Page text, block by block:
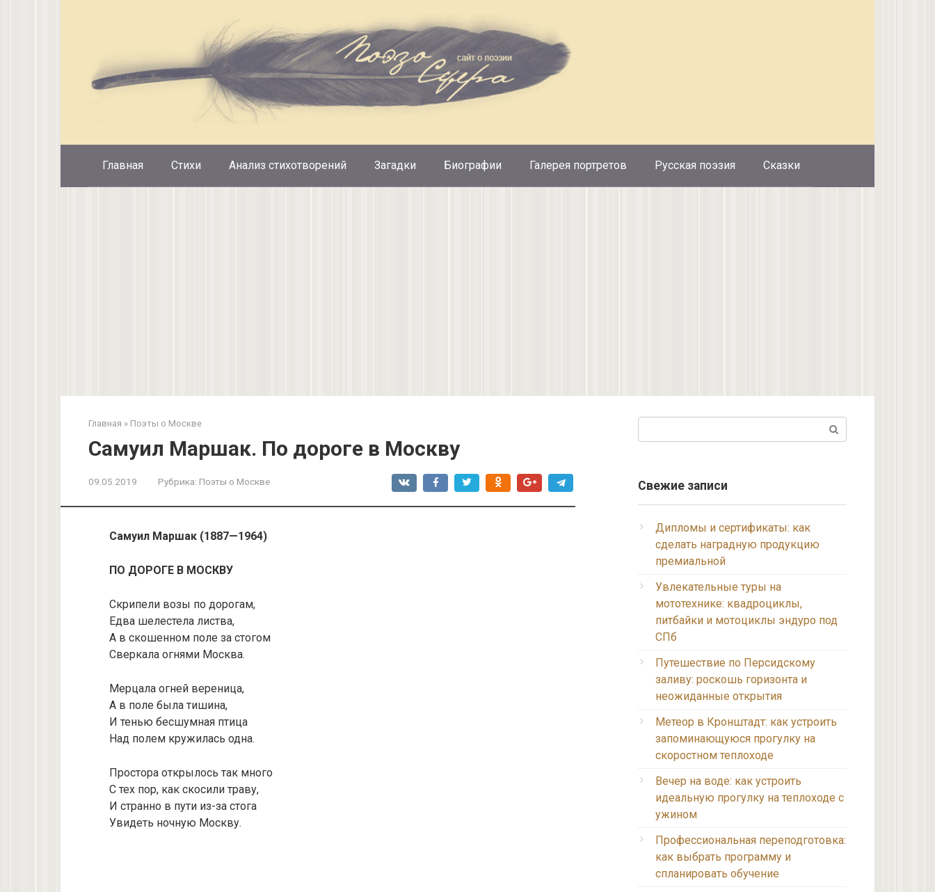
Главная Стихи Анализ стихотворений Загадки Биографии Галерея портретов Русская поэзия Сказки
Главная » Поэты о Москве
Самуил Маршак. По дороге в Москву
09.05.2019 Рубрика: Поэты о Москве
Самуил Маршак (1887—1964)
ПО ДОРОГЕ В МОСКВУ
Скрипели возы по дорогам,
Едва шелестела листва,
А в скошенном поле за стогом
Сверкала огнями Москва.
Мерцала огней вереница,
А в поле была тишина,
И тенью бесшумная птица
Над полем кружилась одна.
Простора открылось так много
С тех пор, как скосили траву,
И странно в пути из-за стога
Увидеть ночную Москву.
Свежие записи
Дипломы и сертификаты: как
сделать наградную продукцию
премиальной
Увлекательные туры на
мототехнике: квадроциклы,
питбайки и мотоциклы эндуро под
СПб
Путешествие по Персидскому
заливу: роскошь горизонта и
неожиданные открытия
Метеор в Кронштадт: как устроить
запоминающуюся прогулку на
скоростном теплоходе
Вечер на воде: как устроить
идеальную прогулку на теплоходе с
ужином
Профессиональная переподготовка:
как выбрать программу и
спланировать обучение